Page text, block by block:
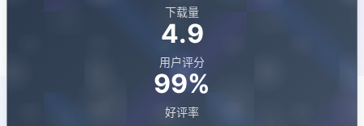
下载量
4.9
用户评分
99%
好评率